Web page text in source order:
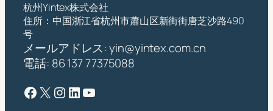
杭州Yintex株式会社
住所：中国浙江省杭州市蕭山区新街街唐芝沙路490
号
メールアドレス:yin@yintex.com.cn
電話: 86 137 77375088
フェイスブックX インスタグラムLinkedIn ユーチューブ